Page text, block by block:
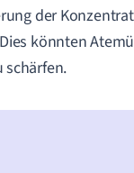
der
könnten
schärfen.